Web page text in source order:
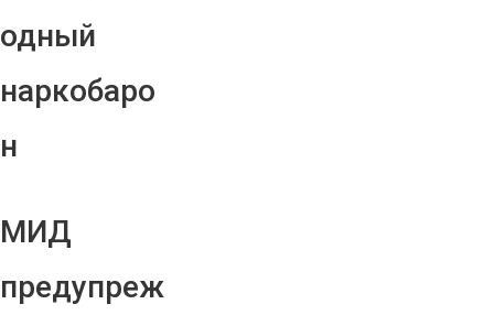
одный
наркобаро
н
МИД
предупреж